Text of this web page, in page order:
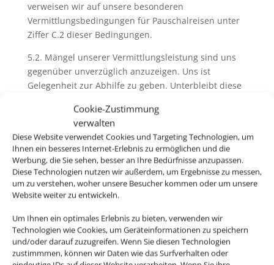
Cookie-Zustimmung
verwalten
Diese Website verwendet Cookies und Targeting Technologien, um
Ihnen ein besseres Internet-Erlebnis zu ermöglichen und die
Werbung, die Sie sehen, besser an Ihre Bedürfnisse anzupassen.
Diese Technologien nutzen wir außerdem, um Ergebnisse zu messen,
um zu verstehen, woher unsere Besucher kommen oder um unsere
Website weiter zu entwickeln.
Um Ihnen ein optimales Erlebnis zu bieten, verwenden wir
Technologien wie Cookies, um Geräteinformationen zu speichern
und/oder darauf zuzugreifen. Wenn Sie diesen Technologien
zustimmmen, können wir Daten wie das Surfverhalten oder
verweisen wir auf unsere besonderen
Vermittlungsbedingungen für Pauschalreisen unter
Ziffer C.2 dieser Bedingungen.
5.2. Mängel unserer Vermittlungsleistung sind uns
gegenüber unverzüglich anzuzeigen. Uns ist
Gelegenheit zur Abhilfe zu geben. Unterbleibt diese
des Kunden aus dem Vermittlungsvertrag, soweit
eine zumutbare Abhilfe durch uns möglich gewesen
wäre. Unberührt bleiben Ansprüche aus deliktischer
Haftung.
6. Pass-, Visa und gesundheitspolizeiliche
Formalitäten
6.1. Bei der Buchung von Pauschalreisen werden Sie
von uns und ggfs. vom Reiseveranstalter über